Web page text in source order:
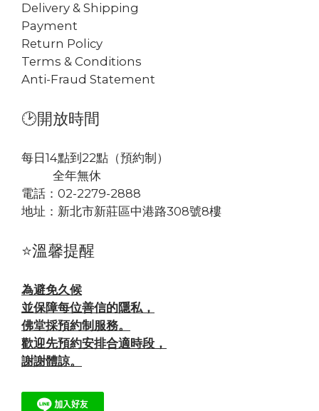
Delivery & Shipping
Payment
Return Policy
Terms & Conditions
Anti-Fraud Statement
🕑開放時間
每日14點到22點（預約制）
全年無休
電話：02-2279-2888
地址： 新北市新莊區中港路308號8樓
⭐溫馨提醒
為避免久候
並保障每位善信的隱私，
佛堂採預約制服務。
歡迎先預約安排合適時段，
謝謝體諒。